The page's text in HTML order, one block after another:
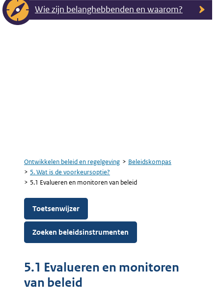
Wie zijn belanghebbenden en waarom?
Kruimelpad
Ontwikkelen beleid en regelgeving
Beleidskompas
5. Wat is de voorkeursoptie?
5.1 Evalueren en monitoren van beleid
Toetsenwijzer
Zoeken beleidsinstrumenten
5.1 Evalueren en monitoren
van beleid